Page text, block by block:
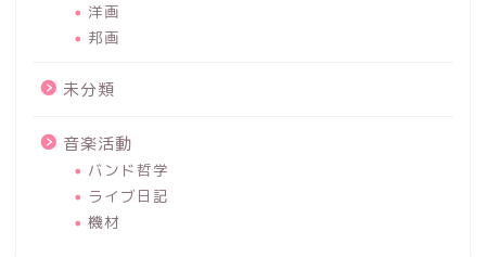
洋画
邦画
未分類
音楽活動
バンド哲学
ライブ日記
機材